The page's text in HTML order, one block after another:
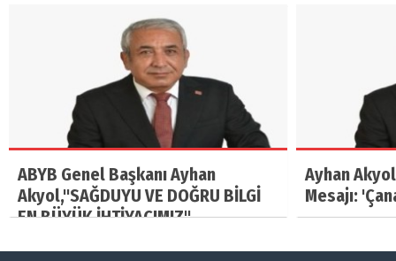
ABYB Genel Başkanı Ayhan
Akyol,"SAĞDUYU VE DOĞRU BİLGİ
EN BÜYÜK İHTİYACIMIZ"
Ayhan
Mesajı: